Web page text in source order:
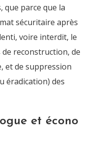
parce que la
sécuritaire après
voire interdit, le
reconstruction, de
et de suppression
éradication) des
et écono